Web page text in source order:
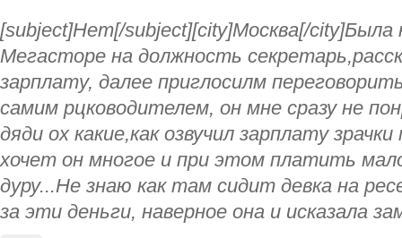
[subject]Нет[/subject][city]Москва[/city]Была
Мегасторе на должность
зарплату, далее приглосилм
самим рцководителем, он мне сразу не
дяди ох какие,как озвучил зарплату
хочет он многое и при этом платить
дуру...Не знаю как там сидит девка на
за эти деньги, наверное она и исказала